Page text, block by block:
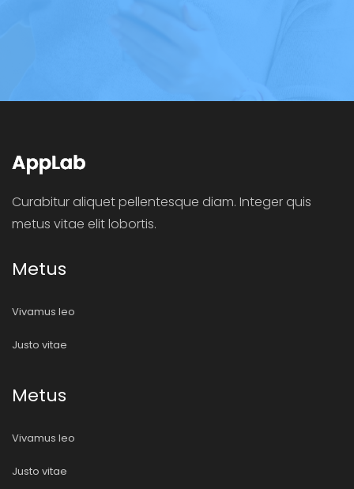
Curabitur aliquet pellentesque diam. Integer quis
metus vitae elit lobortis.
Metus
Vivamus leo
Justo vitae
Metus
Vivamus leo
Justo vitae